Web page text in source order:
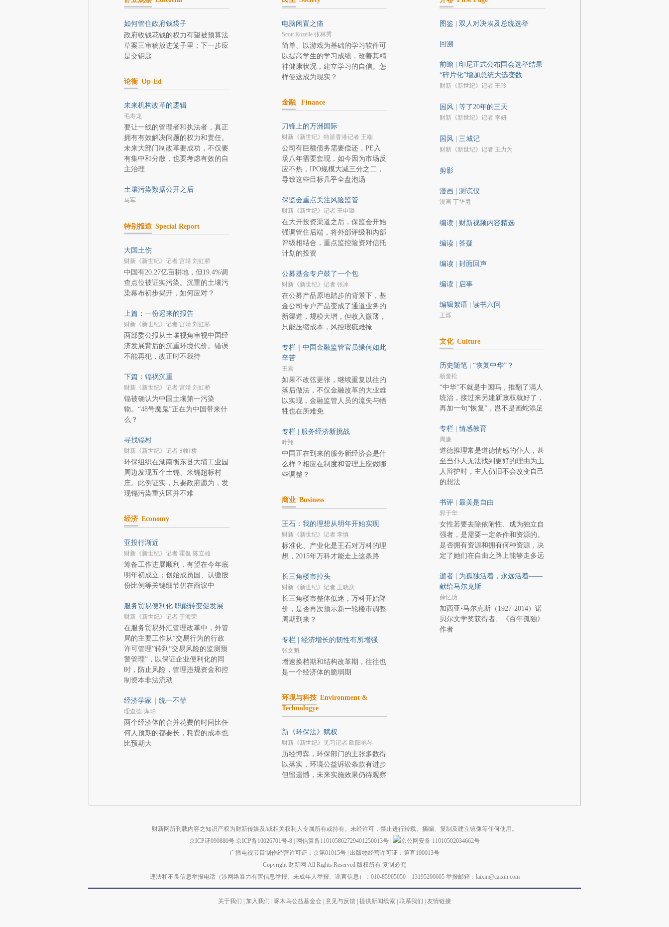
如何管住政府钱袋子
政府收钱花钱的权力有望被预算法
草案三审稿放进笼子里；下一步应
是交钥匙
论衡 Op-Ed
未来机构改革的逻辑
毛寿龙
要让一线的管理者和执法者，真正
拥有有效解决问题的权力和责任。
未来大部门制改革要成功，不仅要
有集中和分散，也要考虑有效的自
主治理
土壤污染数据公开之后
马军
特别报道 Special Report
大国土伤
财新《新世纪》记者 宫靖 刘虹桥
中国有20.27亿亩耕地，但19.4%调
查点位被证实污染。沉重的土壤污
染幕布初步揭开，如何应对？
上篇：一份迟来的报告
财新《新世纪》记者 宫靖 刘虹桥
两部委公报从土壤视角审视中国经
济发展背后的沉重环境代价。错误
不能再犯，改正时不我待
下篇：镉祸沉重
财新《新世纪》记者 宫靖 刘虹桥
镉被确认为中国土壤第一污染
物。“48号魔鬼”正在为中国带来什
么？
寻找镉村
财新《新世纪》记者 刘虹桥
环保组织在湖南衡东县大埔工业园
周边发现五个土镉、米镉超标村
庄。此例证实，只要政府愿为，发
现镉污染重灾区并不难
经济 Economy
亚投行渐近
财新《新世纪》记者 霍侃 陈立雄
筹备工作进展顺利，有望在今年底
明年初成立；创始成员国、认缴股
份比例等关键细节仍在商议中
服务贸易便利化 职能转变促发展
财新《新世纪》记者 于海荣
在服务贸易外汇管理改革中，外管
局的主要工作从“交易行为的行政
许可管理”转到“交易风险的监测预
警管理”，以保证企业便利化的同
时，防止风险，管理违规资金和控
制资本非法流动
经济学家｜统一不菲
理查德·库珀
两个经济体的合并花费的时间比任
何人预期的都要长，耗费的成本也
比预期大
电脑闲置之痛
Scott Rozelle 张林秀
简单、以游戏为基础的学习软件可
以提高学生的学习成绩，改善其精
神健康状况，建立学习的自信。怎
样使这成为现实？
金融 Finance
刀锋上的万洲国际
财新《新世纪》特派香港记者 王端
公司有巨额债务需要偿还，PE入
场八年需要套现，如今因为市场反
应不热，IPO规模大减三分之二，
导致这些目标几乎全盘泡汤
保监会重点关注风险监管
财新《新世纪》记者 王申璐
在大开投资渠道之后，保监会开始
强调管住后端，将外部评级和内部
评级相结合，重点监控险资对信托
计划的投资
公募基金专户鼓了一个包
财新《新世纪》记者 张冰
在公募产品原地踏步的背景下，基
金公司专户产品变成了通道业务的
新渠道，规模大增，但收入微薄，
只能压缩成本，风控瑕疵难掩
专栏｜中国金融监管官员缘何如此
辛苦
王君
如果不改弦更张，继续重复以往的
落后做法，不仅金融改革的大业难
以实现，金融监管人员的流失与牺
牲也在所难免
专栏 | 服务经济新挑战
叶翔
中国正在到来的服务新经济会是什
么样？相应在制度和管理上应做哪
些调整？
商业 Business
王石：我的理想从明年开始实现
财新《新世纪》记者 李慎
标准化、产业化是王石对万科的理
想，2015年万科才能走上这条路
长三角楼市掉头
财新《新世纪》记者 王晓庆
长三角楼市整体低迷，万科开始降
价，是否再次预示新一轮楼市调整
周期到来？
专栏 | 经济增长的韧性有所增强
张文魁
增速换档期和结构改革期，往往也
是一个经济体的脆弱期
环境与科技 Environment &
Technologye
新《环保法》赋权
财新《新世纪》见习记者 欧阳艳琴
历经博弈，环保部门的主张多数得
以落实，环境公益诉讼条款有进步
但留遗憾，未来实施效果仍待观察
图鉴 | 双人对决埃及总统选举
回溯
前瞻 | 印尼正式公布国会选举结果
“碎片化”增加总统大选变数
财新《新世纪》记者 王玲
国风 | 等了20年的三天
财新《新世纪》记者 李妍
国风 | 三城记
财新《新世纪》记者 王力为
剪影
漫画 | 测谎仪
漫画 丁华勇
编读 | 财新视频内容精选
编读 | 答疑
编读 | 封面回声
编读 | 启事
编辑絮语 | 读书六问
王烁
文化 Culture
历史随笔 | “恢复中华”？
杨奎松
“中华”不就是中国吗，推翻了满人
统治，接过来另建新政权就好了，
再加一句“恢复”，岂不是画蛇添足
专栏 | 情感教育
周濂
道德推理常是道德情感的仆人，甚
至当仆人无法找到更好的理由为主
人辩护时，主人仍旧不会改变自己
的想法
书评 | 最美是自由
郭于华
女性若要去除依附性、成为独立自
强者，是需要一定条件和资源的。
是否拥有资源和拥有何种资源，决
定了她们在自由之路上能够走多远
逝者 | 为孤独活着，永远活着——
献给马尔克斯
薛忆沩
加西亚•马尔克斯（1927-2014）诺
贝尔文学奖获得者、《百年孤独》
作者
财新网所刊载内容之知识产权为财新传媒及/或相关权利人专属所有或持有。未经许可，禁止进行转载、摘编、复制及建立镜像等任何使用。
京ICP证090880号 京ICP备10026701号-8 网信算备110105862729401250013号
京公网安备 11010502034662号
广播电视节目制作经营许可证：京第01015号 出版物经营许可证：第直100013号
Copyright 财新网 All Rights Reserved 版权所有 复制必究
违法和不良信息举报电话（涉网络暴力有害信息举报、未成年人举报、谣言信息）：010-85905050 13195200605 举报邮箱：laixin@caixin.com
关于我们 加入我们 啄木鸟公益基金会 意见与反馈 提供新闻线索 联系我们 友情链接